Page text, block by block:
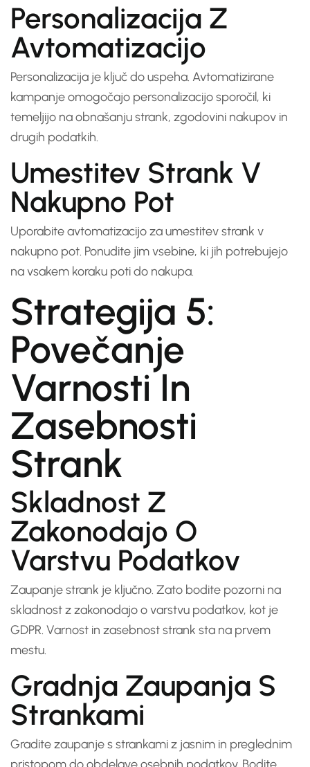
Personalizacija Z
Avtomatizacijo
Personalizacija je ključ do uspeha. Avtomatizirane
kampanje omogočajo personalizacijo sporočil, ki
temeljijo na obnašanju strank, zgodovini nakupov in
drugih podatkih.
Umestitev Strank V
Nakupno Pot
Uporabite avtomatizacijo za umestitev strank v
nakupno pot. Ponudite jim vsebine, ki jih potrebujejo
na vsakem koraku poti do nakupa.
Strategija 5:
Povečanje
Varnosti In
Zasebnosti
Strank
Skladnost Z
Zakonodajo O
Varstvu Podatkov
Zaupanje strank je ključno. Zato bodite pozorni na
skladnost z zakonodajo o varstvu podatkov, kot je
GDPR. Varnost in zasebnost strank sta na prvem
mestu.
Gradnja Zaupanja S
Strankami
Gradite zaupanje s strankami z jasnim in preglednim